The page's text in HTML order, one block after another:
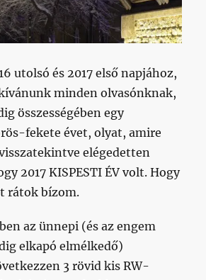
utolsó és 2017 első napjához,
minden olvasónknak,
összességében egy
fekete évet, olyat, amire
elégedetten
2017 KISPESTI ÉV volt. Hogy
rátok bízom.
az ünnepi (és az engem
elkapó elmélkedő)
3 rövid kis RW-